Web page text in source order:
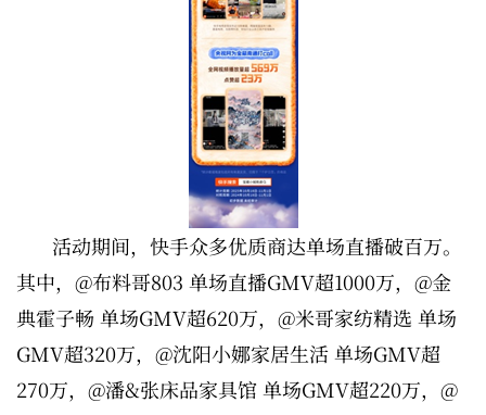
活动期间，快手众多优质商达单场直播破百万。
其中，@布料哥803 单场直播GMV超1000万，@金
典霍子畅 单场GMV超620万，@米哥家纺精选 单场
GMV超320万，@沈阳小娜家居生活 单场GMV超
270万，@潘&张床品家具馆 单场GMV超220万，@